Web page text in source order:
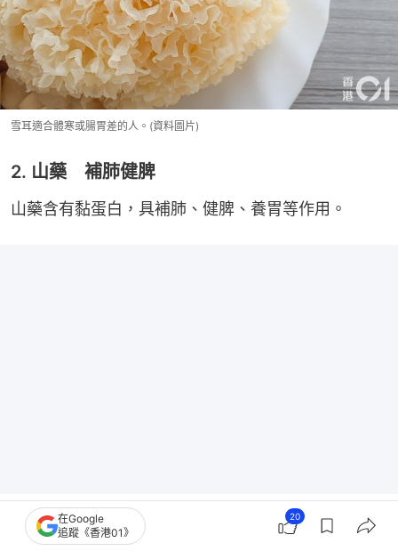
雪耳適合體寒或腸胃差的人。(資料圖片)
2. 山藥 補肺健脾
山藥含有黏蛋白，具補肺、健脾、養胃等作用。
在Google
追蹤《香港01》
20